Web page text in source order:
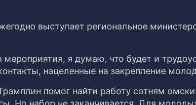
выступает региональное
мероприятия, я думаю, что будет и
нацеленные на закрепление
помог найти работу сотням